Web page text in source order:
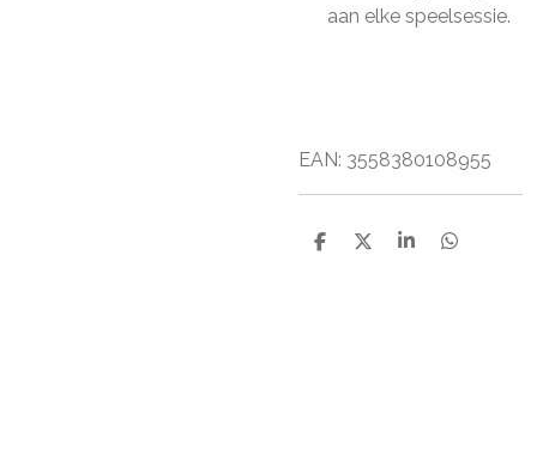
aan elke speelsessie.
EAN: 3558380108955
D
D
S
D